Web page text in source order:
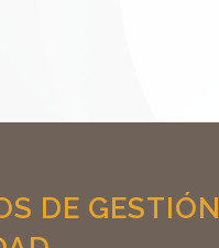
DE GESTIÓN